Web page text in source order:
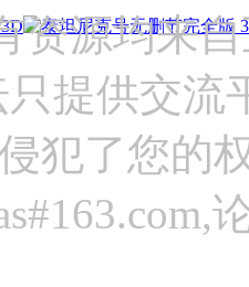
资源均来
提供交流
犯了您的